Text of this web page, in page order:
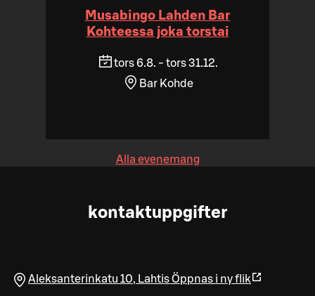
Musabingo Lahden Bar
Kohteessa joka torstai
tors 6.8. - tors 31.12.
Bar Kohde
Alla evenemang
kontaktuppgifter
Aleksanterinkatu 10, LahtisÖppnas i ny flik